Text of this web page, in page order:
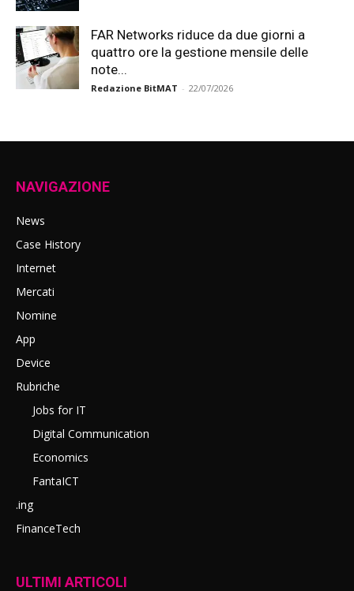
FAR Networks riduce da due giorni a
quattro ore la gestione mensile delle
note...
Redazione BitMAT - 22/07/2026
NAVIGAZIONE
News
Case History
Internet
Mercati
Nomine
App
Device
Rubriche
Jobs for IT
Digital Communication
Economics
FantaICT
.ing
FinanceTech
ULTIMI ARTICOLI